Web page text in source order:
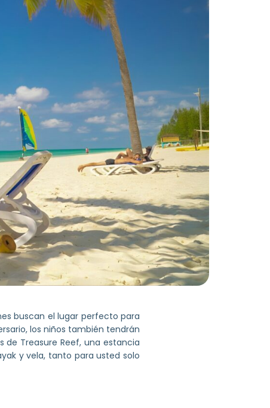
buscan el lugar perfecto para
los niños también tendrán
de Treasure Reef, una estancia
y vela, tanto para usted solo